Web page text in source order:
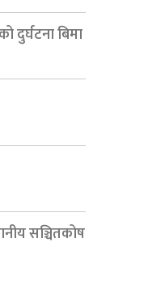
बिमा
सञ्चितकोष